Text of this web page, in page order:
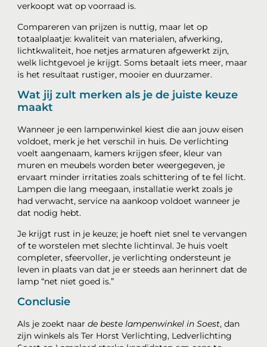
verkoopt wat op voorraad is.
Compareren van prijzen is nuttig, maar let op
totaalplaatje: kwaliteit van materialen, afwerking,
lichtkwaliteit, hoe netjes armaturen afgewerkt zijn,
welk lichtgevoel je krijgt. Soms betaalt iets meer, maar
is het resultaat rustiger, mooier en duurzamer.
Wat jij zult merken als je de juiste keuze
maakt
Wanneer je een lampenwinkel kiest die aan jouw eisen
voldoet, merk je het verschil in huis. De verlichting
voelt aangenaam, kamers krijgen sfeer, kleur van
muren en meubels worden beter weergegeven, je
ervaart minder irritaties zoals schittering of te fel licht.
Lampen die lang meegaan, installatie werkt zoals je
had verwacht, service na aankoop voldoet wanneer je
dat nodig hebt.
Je krijgt rust in je keuze; je hoeft niet snel te vervangen
of te worstelen met slechte lichtinval. Je huis voelt
completer, sfeervoller, je verlichting ondersteunt je
leven in plaats van dat je er steeds aan herinnert dat de
lamp “net niet goed is.”
Conclusie
Als je zoekt naarde beste lampenwinkel in Soest, dan
zijn winkels als Ter Horst Verlichting, Ledverlichting